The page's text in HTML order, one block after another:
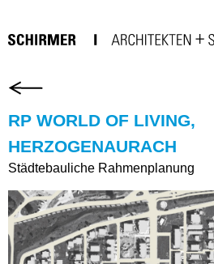
RP WORLD OF LIVING,
HERZOGENAURACH
Städtebauliche Rahmenplanung